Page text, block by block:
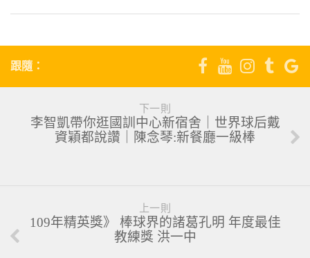
跟隨：
下一則
李智凱帶你逛國訓中心新宿舍｜世界球后戴
資穎都說讚｜陳念琴:新餐廳一級棒
上一則
109年精英獎》 棒球界的諸葛孔明 年度最佳
教練獎 洪一中